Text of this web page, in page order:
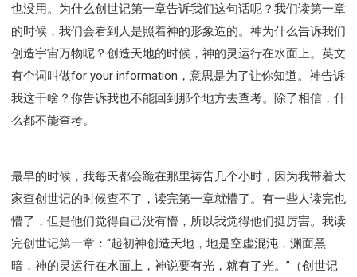
也没用。为什么创世记第一章告诉我们这句话呢？我们读第一章
的时候，我们会看到人是照着神的形象造的。神为什么告诉我们
创造宇宙万物呢？创造天地的时候，神的灵运行在水面上。英文
有个词叫做for your information，意思是为了让你知道。神告诉
我这干啥？你告诉我也不能回到那个地方去查考。除了相信，什
么都不能查考。
最早的时候，我每天都会跪在那里祷告几个小时，因为我带着大
家查创世记的时候查不了，读完第一章就懵了。有一些人读完也
懵了，但是他们觉得自己没有懵，所以我觉得他们挺厉害。我读
完创世记第一章：“起初神创造天地，地是空虚混沌，渊面黑
暗，神的灵运行在水面上，神说要有光，就有了光。”（创世记